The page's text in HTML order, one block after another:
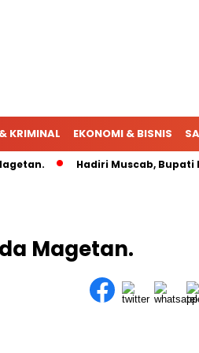
KRIMINAL EKONOMI & BISNIS
Hadiri Muscab, Bupati
Magetan.